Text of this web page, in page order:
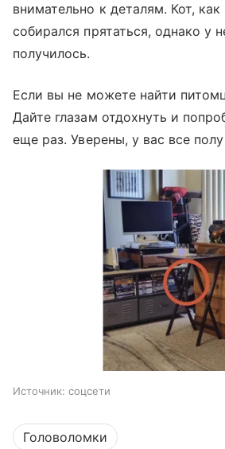
внимательно к деталям. Кот,
собирался прятаться, однако у
получилось.
Если вы не можете найти
Дайте глазам отдохнуть и
еще раз. Уверены, у вас все
Источник: соцсети
Головоломки